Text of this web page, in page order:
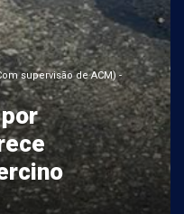
supervisão de ACM) -